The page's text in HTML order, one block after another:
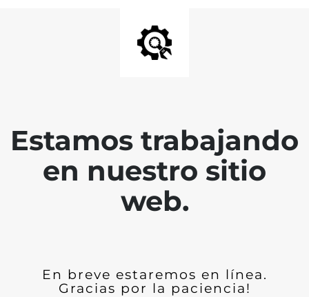
Estamos trabajando
en nuestro sitio
web.
En breve estaremos en línea.
Gracias por la paciencia!